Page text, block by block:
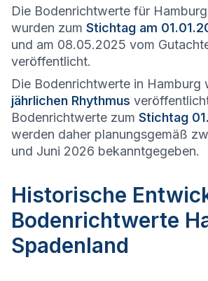
Die Bodenrichtwerte für
wurden zum Stichtag am
und am 08.05.2025 vom
veröffentlicht.
Die Bodenrichtwerte in Hamburg
jährlichen Rhythmus
Bodenrichtwerte zum Stichtag
werden daher planungsgemäß
und Juni 2026 bekanntgegeben.
Historische
Bodenrichtwerte
Spadenland